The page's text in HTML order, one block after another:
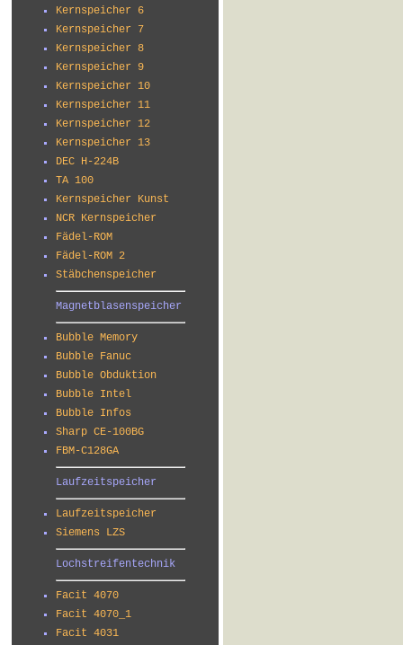
Kernspeicher 6
Kernspeicher 7
Kernspeicher 8
Kernspeicher 9
Kernspeicher 10
Kernspeicher 11
Kernspeicher 12
Kernspeicher 13
DEC H-224B
TA 100
Kernspeicher Kunst
NCR Kernspeicher
Fädel-ROM
Fädel-ROM 2
Stäbchenspeicher
Magnetblasenspeicher
Bubble Memory
Bubble Fanuc
Bubble Obduktion
Bubble Intel
Bubble Infos
Sharp CE-100BG
FBM-C128GA
Laufzeitspeicher
Laufzeitspeicher
Siemens LZS
Lochstreifentechnik
Facit 4070
Facit 4070_1
Facit 4031